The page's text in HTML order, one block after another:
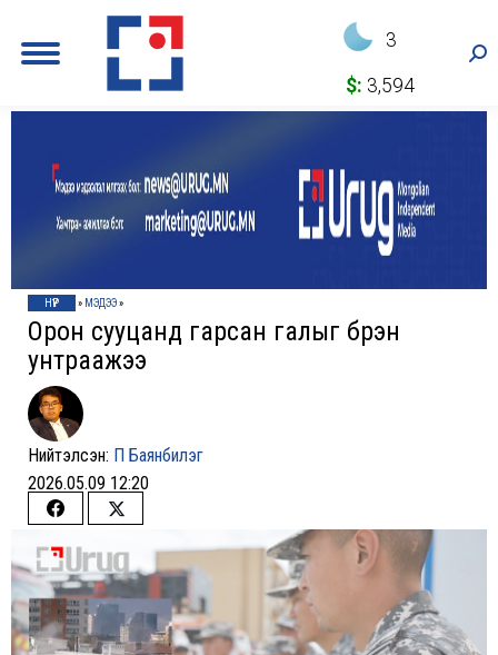
3
$: 3,594
НҮҮР » МЭДЭЭ»
Орон сууцанд гарсан галыг бүрэн
унтраажээ
Нийтэлсэн: П Баянбилэг
2026.05.09 12:20
Share
on
Facebook
Share
on